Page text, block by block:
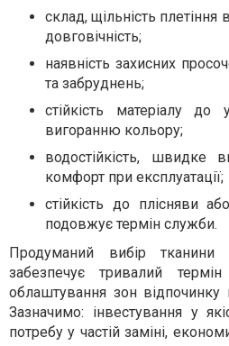
склад, щільність плетіння
довговічність;
наявність захисних
та забруднень;
стійкість матеріалу до
вигоранню кольору;
водостійкість, швидке
комфорт при експлуатації;
стійкість до плісняви
подовжує термін служби.
Продуманий вибір
забезпечує тривалий
облаштування зон відпочинку
Зазначимо: інвестування у
потребу у частій заміні,